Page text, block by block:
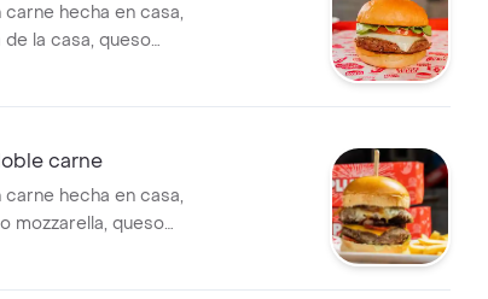
hecha en casa,
de la casa, queso
acompañada de
carne
hecha en casa,
mozzarella, queso
cebolla